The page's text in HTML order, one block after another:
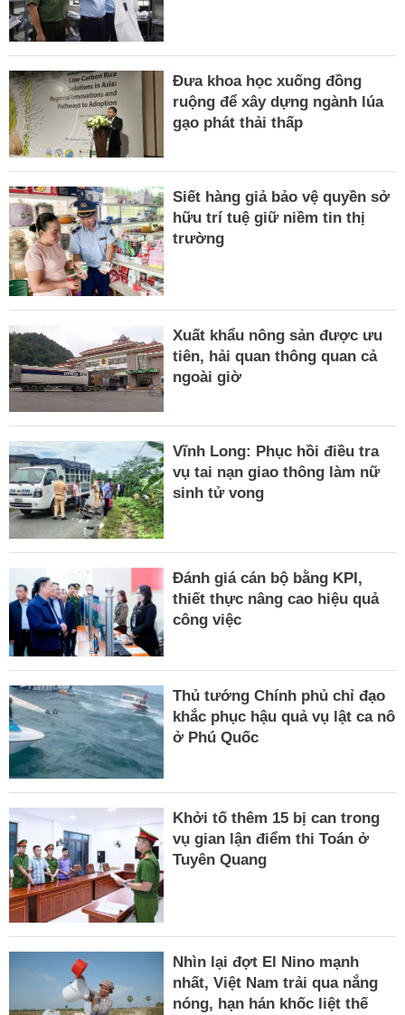
Đưa khoa học xuống đồng
ruộng để xây dựng ngành lúa
gạo phát thải thấp
Siết hàng giả bảo vệ quyền sở
hữu trí tuệ giữ niềm tin thị
trường
Xuất khẩu nông sản được ưu
tiên, hải quan thông quan cả
ngoài giờ
Vĩnh Long: Phục hồi điều tra
vụ tai nạn giao thông làm nữ
sinh tử vong
Đánh giá cán bộ bằng KPI,
thiết thực nâng cao hiệu quả
công việc
Thủ tướng Chính phủ chỉ đạo
khắc phục hậu quả vụ lật ca nô
ở Phú Quốc
Khởi tố thêm 15 bị can trong
vụ gian lận điểm thi Toán ở
Tuyên Quang
Nhìn lại đợt El Nino mạnh
nhất, Việt Nam trải qua nắng
nóng, hạn hán khốc liệt thế